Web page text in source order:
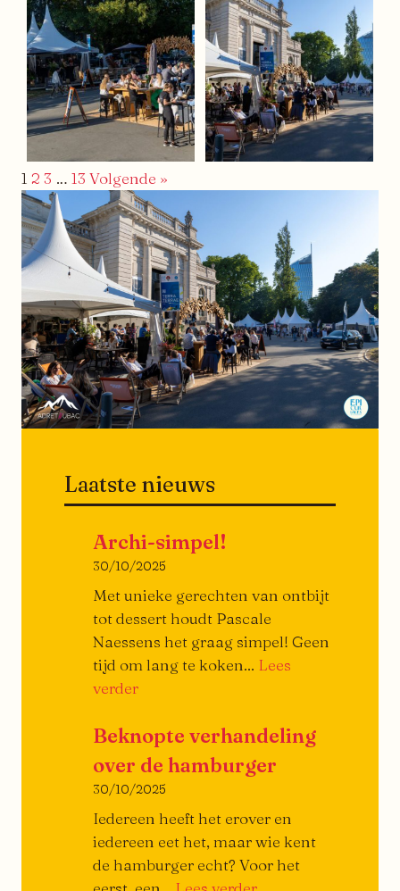
1 2 3 … 13 Volgende »
Laatste nieuws
Archi-simpel!
30/10/2025
Met unieke gerechten van ontbijt
tot dessert houdt Pascale
Naessens het graag simpel! Geen
tijd om lang te koken... Lees
verderArchi-
Beknopte verhandeling
over de hamburger
30/10/2025
Iedereen heeft het erover en
iedereen eet het, maar wie kent
de hamburger echt? Voor het
: